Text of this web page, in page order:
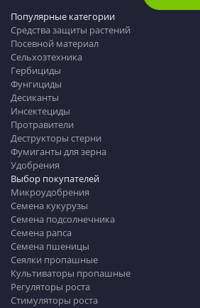
Популярные категории
Средства защиты растений
Посевной материал
Сельхозтехника
Гербициды
Фунгициды
Десиканты
Инсектециды
Протравители
Деструкторы стерни
Фумиганты для зерна
Удобрения
Выбор покупателей
Микроудобрения
Семена кукурузы
Семена подсолнечника
Семена рапса
Семена пшеницы
Сеялки пропашные
Культиваторы пропашные
Регуляторы роста
Стимуляторы роста